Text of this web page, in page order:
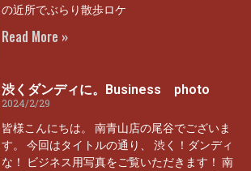
の近所でぶらり散歩ロケ
Read More »
渋くダンディに。Business photo
2024/2/29
皆様こんにちは。 南青山店の尾谷でございま
す。 今回はタイトルの通り、 渋く！ダンディ
な！ ビジネス用写真をご覧いただきます！ 南